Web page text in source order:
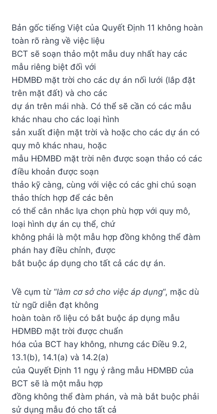
Bản gốc tiếng Việt của Quyết Định 11 không hoàn
toàn rõ ràng về việc liệu
BCT sẽ soạn thảo một mẫu duy nhất hay các
mẫu riêng biệt đối với
HĐMBĐ mặt trời cho các dự án nối lưới (lắp đặt
trên mặt đất) và cho các
dự án trên mái nhà. Có thể sẽ cần có các mẫu
khác nhau cho các loại hình
sản xuất điện mặt trời và hoặc cho các dự án có
quy mô khác nhau, hoặc
mẫu HĐMBĐ mặt trời nên được soạn thảo có các
điều khoản được soạn
thảo kỹ càng, cùng với việc có các ghi chú soạn
thảo thích hợp để các bên
có thể cân nhắc lựa chọn phù hợp với quy mô,
loại hình dự án cụ thể, chứ
không phải là một mẫu hợp đồng không thể đàm
phán hay điều chỉnh, được
bắt buộc áp dụng cho tất cả các dự án.
Về cụm từ “làm cơ sở cho việc áp dụng“, mặc dù
từ ngữ diễn đạt không
hoàn toàn rõ liệu có bắt buộc áp dụng mẫu
HĐMBĐ mặt trời được chuẩn
hóa của BCT hay không, nhưng các Điều 9.2,
13.1(b), 14.1(a) và 14.2(a)
của Quyết Định 11 ngụ ý rằng mẫu HĐMBĐ của
BCT sẽ là một mẫu hợp
đồng không thể đàm phán, và mà bắt buộc phải
sử dụng mẫu đó cho tất cả